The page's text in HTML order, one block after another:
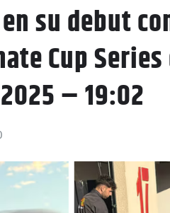
su debut
Cup Series
– 19:02